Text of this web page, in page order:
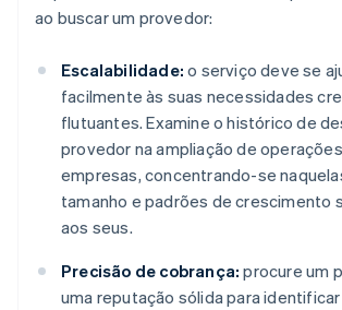
ao buscar um provedor:
Escalabilidade: o serviço deve se
facilmente às suas necessidades
flutuantes. Examine o histórico de
provedor na ampliação de
empresas, concentrando-se
tamanho e padrões de crescimento
aos seus.
Precisão de cobrança: procure um
uma reputação sólida para